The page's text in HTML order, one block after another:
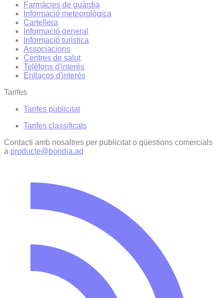
Farmàcies de guàrdia
Informació meteorològica
Cartellera
Informació general
Informació turística
Associacions
Centres de salut
Telèfons d'interès
Enllaços d'interés
Tarifes
Tarifes publicitat
Tarifes classificats
Contacti amb nosaltres per publicitat o qüestions comercials
a producte@bondia.ad